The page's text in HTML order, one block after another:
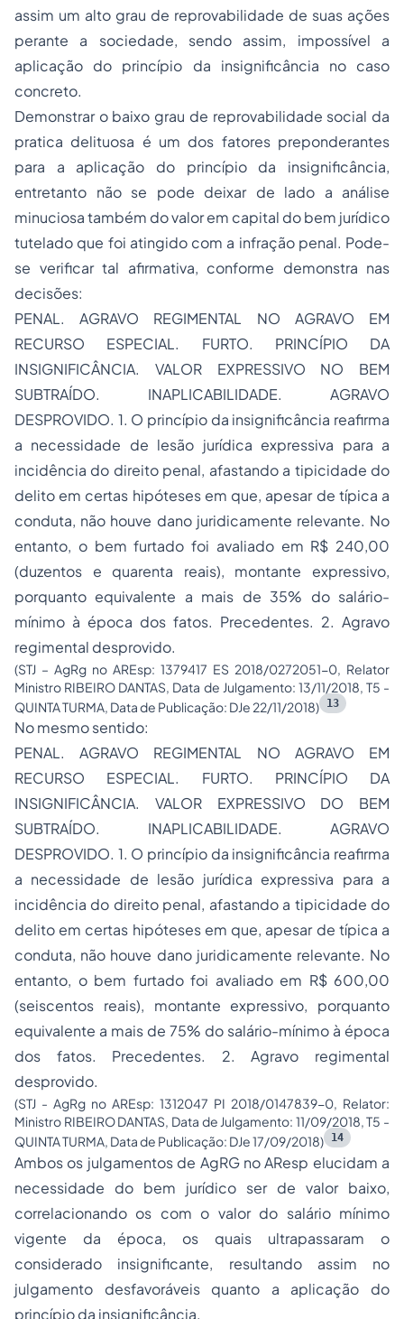
assim um alto grau de reprovabilidade de suas ações
perante a sociedade, sendo assim, impossível a
aplicação do princípio da insignificância no caso
concreto.
Demonstrar o baixo grau de reprovabilidade social da
pratica delituosa é um dos fatores preponderantes
para a aplicação do princípio da insignificância,
entretanto não se pode deixar de lado a análise
minuciosa também do valor em capital do bem jurídico
tutelado que foi atingido com a infração penal. Pode-
se verificar tal afirmativa, conforme demonstra nas
decisões:
PENAL. AGRAVO REGIMENTAL NO AGRAVO EM
RECURSO ESPECIAL. FURTO. PRINCÍPIO DA
INSIGNIFICÂNCIA. VALOR EXPRESSIVO NO BEM
SUBTRAÍDO. INAPLICABILIDADE. AGRAVO
DESPROVIDO. 1. O princípio da insignificância reafirma
a necessidade de lesão jurídica expressiva para a
incidência do direito penal, afastando a tipicidade do
delito em certas hipóteses em que, apesar de típica a
conduta, não houve dano juridicamente relevante. No
entanto, o bem furtado foi avaliado em R$ 240,00
(duzentos e quarenta reais), montante expressivo,
porquanto equivalente a mais de 35% do salário-
mínimo à época dos fatos. Precedentes. 2. Agravo
regimental desprovido.
(STJ – AgRg no AREsp: 1379417 ES 2018/0272051-0, Relator
Ministro RIBEIRO DANTAS, Data de Julgamento: 13/11/2018, T5 -
QUINTA TURMA, Data de Publicação: DJe 22/11/2018)
13
No mesmo sentido:
PENAL. AGRAVO REGIMENTAL NO AGRAVO EM
RECURSO ESPECIAL. FURTO. PRINCÍPIO DA
INSIGNIFICÂNCIA. VALOR EXPRESSIVO DO BEM
SUBTRAÍDO. INAPLICABILIDADE. AGRAVO
DESPROVIDO. 1. O princípio da insignificância reafirma
a necessidade de lesão jurídica expressiva para a
incidência do direito penal, afastando a tipicidade do
delito em certas hipóteses em que, apesar de típica a
conduta, não houve dano juridicamente relevante. No
entanto, o bem furtado foi avaliado em R$ 600,00
(seiscentos reais), montante expressivo, porquanto
equivalente a mais de 75% do salário-mínimo à época
dos fatos. Precedentes. 2. Agravo regimental
desprovido.
(STJ - AgRg no AREsp: 1312047 PI 2018/0147839-0, Relator:
Ministro RIBEIRO DANTAS, Data de Julgamento: 11/09/2018, T5 -
QUINTA TURMA, Data de Publicação: DJe 17/09/2018)
14
Ambos os julgamentos de AgRG no AResp elucidam a
necessidade do bem jurídico ser de valor baixo,
correlacionando os com o valor do salário mínimo
vigente da época, os quais ultrapassaram o
considerado insignificante, resultando assim no
julgamento desfavoráveis quanto a aplicação do
princípio da insignificância.